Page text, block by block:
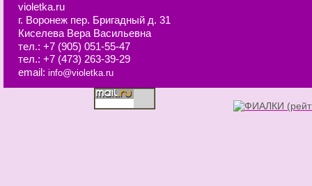
violetka.ru
г. Воронеж пер. Бригадный д. 31
Киселева Вера Васильевна
тел.: +7 (905) 051-55-47
тел.: +7 (473) 263-39-29
email: info@violetka.ru